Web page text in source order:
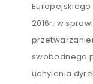
Europejskiego
2016r. w
swobodnego
uchylenia